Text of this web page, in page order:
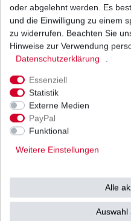
UVP
1 Satz |
inkl. ges.
2004-2008
oder abgelehnt werden. Es
und die Einwilligung zu einem
zu widerrufen. Beachten Sie
Hinweise zur Verwendung
Daten­schutz­erklärung
Essenziell
Statistik
Externe Medien
PayPal
Funktional
Weitere Einstellungen
Alle
Auswahl